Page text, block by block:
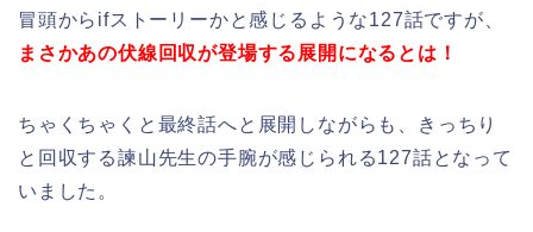
冒頭からifストーリーかと感じるような127話ですが、
まさかあの伏線回収が登場する展開になるとは！
ちゃくちゃくと最終話へと展開しながらも、きっちり
と回収する諫山先生の手腕が感じられる127話となって
いました。